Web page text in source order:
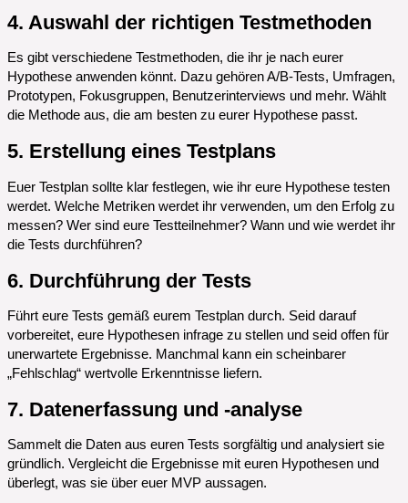
4. Auswahl der richtigen Testmethoden
Es gibt verschiedene Testmethoden, die ihr je nach eurer
Hypothese anwenden könnt. Dazu gehören A/B-Tests, Umfragen,
Prototypen, Fokusgruppen, Benutzerinterviews und mehr. Wählt
die Methode aus, die am besten zu eurer Hypothese passt.
5. Erstellung eines Testplans
Euer Testplan sollte klar festlegen, wie ihr eure Hypothese testen
werdet. Welche Metriken werdet ihr verwenden, um den Erfolg zu
messen? Wer sind eure Testteilnehmer? Wann und wie werdet ihr
die Tests durchführen?
6. Durchführung der Tests
Führt eure Tests gemäß eurem Testplan durch. Seid darauf
vorbereitet, eure Hypothesen infrage zu stellen und seid offen für
unerwartete Ergebnisse. Manchmal kann ein scheinbarer
„Fehlschlag“ wertvolle Erkenntnisse liefern.
7. Datenerfassung und -analyse
Sammelt die Daten aus euren Tests sorgfältig und analysiert sie
gründlich. Vergleicht die Ergebnisse mit euren Hypothesen und
überlegt, was sie über euer MVP aussagen.